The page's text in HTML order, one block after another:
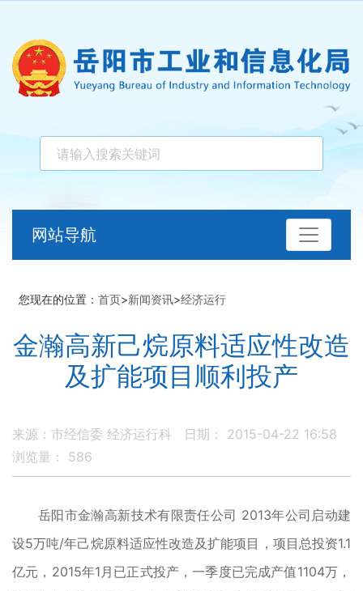
网站导航
您现在的位置： 首页>新闻资讯>经济运行
金瀚高新己烷原料适应性改造
及扩能项目顺利投产
来源：市经信委 经济运行科
日期： 2015-04-22 16:58
浏览量： 586
岳阳市金瀚高新技术有限责任公司 2013年公司启动建
设5万吨/年己烷原料适应性改造及扩能项目，项目总投资1.1
亿元，2015年1月已正式投产，一季度已完成产值1104万，